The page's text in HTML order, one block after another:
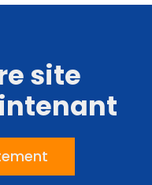
site